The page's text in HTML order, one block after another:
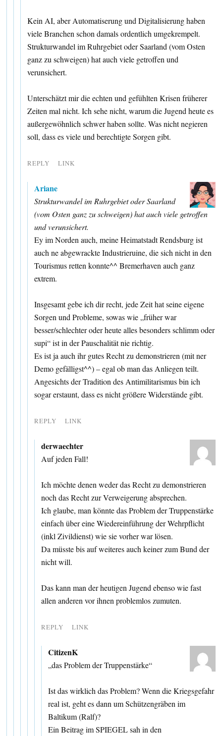
Kein AI, aber Automatiserung und Digitalisierung haben
viele Branchen schon damals ordentlich umgekrempelt.
Strukturwandel im Ruhrgebiet oder Saarland (vom Osten
ganz zu schweigen) hat auch viele getroffen und
verunsichert.
Unterschätzt mir die echten und gefühlten Krisen früherer
Zeiten mal nicht. Ich sehe nicht, warum die Jugend heute es
außergewöhnlich schwer haben sollte. Was nicht negieren
soll, dass es viele und berechtigte Sorgen gibt.
REPLY LINK
Ariane
Strukturwandel im Ruhrgebiet oder Saarland
(vom Osten ganz zu schweigen) hat auch viele getroffen
und verunsichert.
Ey im Norden auch, meine Heimatstadt Rendsburg ist
auch ne abgewrackte Industrieruine, die sich nicht in den
Tourismus retten konnte^^ Bremerhaven auch ganz
extrem.
Insgesamt gebe ich dir recht, jede Zeit hat seine eigene
Sorgen und Probleme, sowas wie „früher war
besser/schlechter oder heute alles besonders schlimm oder
supi“ ist in der Pauschalität nie richtig.
Es ist ja auch ihr gutes Recht zu demonstrieren (mit ner
Demo gefälligst^^) – egal ob man das Anliegen teilt.
Angesichts der Tradition des Antimilitarismus bin ich
sogar erstaunt, dass es nicht größere Widerstände gibt.
REPLY LINK
derwaechter
Auf jeden Fall!
Ich möchte denen weder das Recht zu demonstrieren
noch das Recht zur Verweigerung absprechen.
Ich glaube, man könnte das Problem der Truppenstärke
einfach über eine Wiedereinführung der Wehrpflicht
(inkl Zivildienst) wie sie vorher war lösen.
Da müsste bis auf weiteres auch keiner zum Bund der
nicht will.
Das kann man der heutigen Jugend ebenso wie fast
allen anderen vor ihnen problemlos zumuten.
REPLY LINK
CitizenK
„das Problem der Truppenstärke“
Ist das wirklich das Problem? Wenn die Kriegsgefahr
real ist, geht es dann um Schützengräben im
Baltikum (Ralf)?
Ein Beitrag im SPIEGEL sah in den